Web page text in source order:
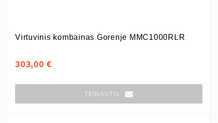
Virtuvinis kombainas Gorenje MMC1000RLR
303,00 €
TEIRAUTIS